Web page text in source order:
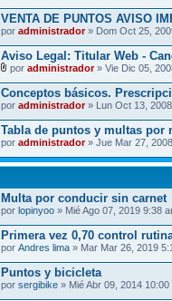
VENTA DE PUNTOS AVISO
por administrador» Dom Oct 25,
Aviso Legal: Titular Web -
A
d
j
u
n
t
o
s
por administrador» Vie Dic 05,
Conceptos básicos.
por administrador» Lun Oct 13,
Tabla de puntos y multas por
por administrador» Jue Mar 27,
Multa por conducir sin carnet
por lopinyoo » Mié Ago 07, 2019 9:38
Primera vez 0,70 control
por Andres lima » Mar Mar 26, 2019
Puntos y bicicleta
por sergibike » Mié Abr 09, 2014 10:00